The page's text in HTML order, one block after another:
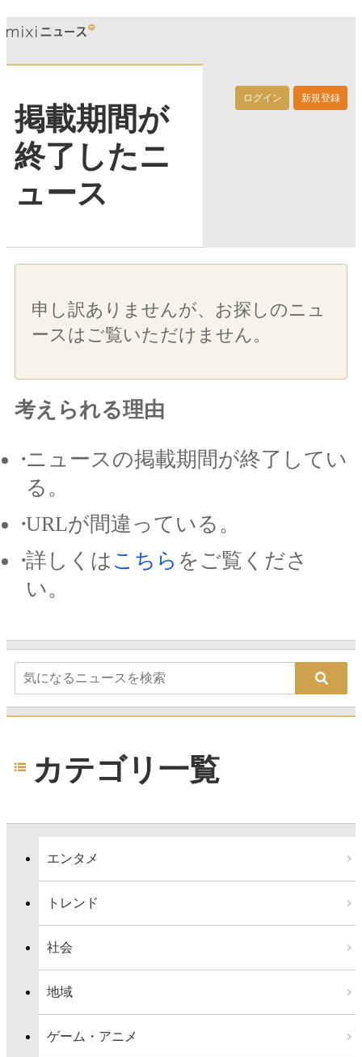
ログイン 新規登録
掲載期間が
終了したニ
ュース
申し訳ありませんが、お探しのニュ
ースはご覧いただけません。
考えられる理由
ニュースの掲載期間が終了してい
る。
URLが間違っている。
詳しくは こちら をご覧くださ
い。
カテゴリ一覧
エンタメ
トレンド
社会
地域
ゲーム・アニメ